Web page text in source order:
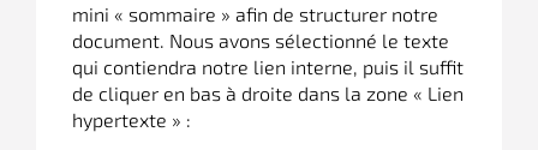
mini « sommaire » afin de structurer notre
document. Nous avons sélectionné le texte
qui contiendra notre lien interne, puis il suffit
de cliquer en bas à droite dans la zone « Lien
hypertexte » :